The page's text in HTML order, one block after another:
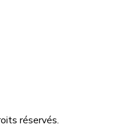
réservés.